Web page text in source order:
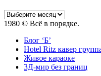
Архивы
1980 © Всё в порядке.
Блог ‘Б’
Hotel Ritz кавер
Живое караоке
3Д-мир без границ